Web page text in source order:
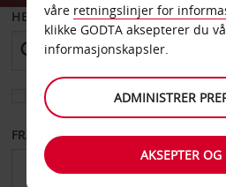
HENT FRA
Velg et annet leveringssted
FRA DATO TIL
våre retningslinjer for
klikke GODTA aksepterer du
informasjonskapsler.
ADMINISTRER
AKSEPTER OG